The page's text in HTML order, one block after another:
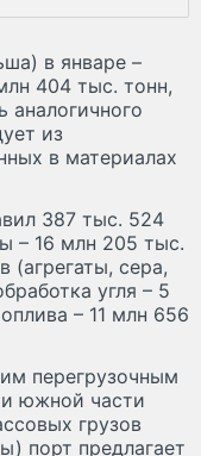
в январе –
404 тыс. тонн,
аналогичного
из
в материалах
387 тыс. 524
– 16 млн 205 тыс.
(агрегаты, сера,
угля – 5
– 11 млн 656
перегрузочным
южной части
грузов
порт предлагает